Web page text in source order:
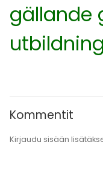
gällande
utbildning
Kommentit
Kirjaudu sisään